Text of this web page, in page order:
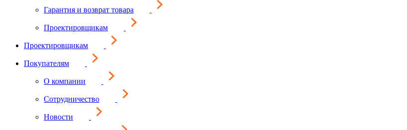
Гарантия и возврат товара
Проектировщикам
Проектировщикам
Покупателям
О компании
Сотрудничество
Новости